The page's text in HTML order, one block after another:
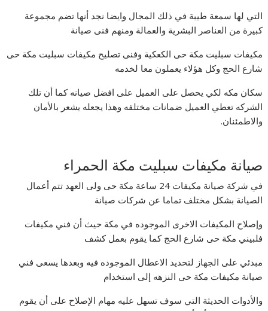
التي لها سمعة طيبة في ذلك المجال وايضا نجد أنها تضم مجموعة
كبيرة من العناصر البشرية والعمالة ومنهم فنى صيانة
مكيفات سبليت مكة حى الكعكية وفنى تصليح مكيفات سبليت مكة حى
شارع الحج وكل هؤلاء يعملون معا لخدمه
سكان مكه لكي يحصل على العميل على افضل صيانه كما أن تلك
الشركه تعطي العميل ضمانات مختلفه وهذا يجعله يشعر بالأمان
والاطمئنان.
صيانة مكيفات سبليت مكة الحمراء
في شركة صيانة مكيفات 24 ساعة مكة حى ولى العهد تتم أعمال
الصيانة بشكل مختلف تماما عن شركات صيانة
وإصلاح المكيفات الاخرى الموجوده في مكة حيث أن فني مكيفات
فلبيني مكة حى شارع الحج كما يقوم بعمل كشف
مبدئي على الجهاز لتحديد الاعطال الموجوده فيه وبعدها يسعى فني
صيانة مكيفات مكة حى النزهه إلى استخدام
والأدوات الحديثة التي سوف تسهل عليه مهام الإصلاح على أن يقوم